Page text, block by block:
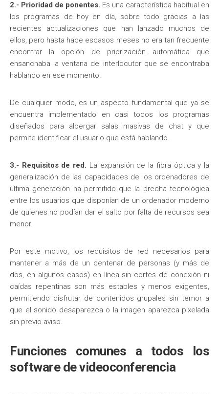
2.- Prioridad de ponentes. Es una característica habitual en
los programas de hoy en día, sobre todo gracias a las
recientes actualizaciones que han lanzado muchos de
ellos, pero hasta hace escasos meses no era tan frecuente
encontrar la opción de priorización automática que
ensanchaba la ventana del interlocutor que se encontraba
hablando en ese momento.
De cualquier modo, es un aspecto fundamental que ya se
encuentra implementado en casi todos los programas
diseñados para albergar salas masivas de chat y que
permite identificar el usuario que está hablando.
3.- Requisitos de red. La expansión de la fibra óptica y la
generalización de las capacidades de los ordenadores de
última generación ha permitido que la brecha tecnológica
entre los usuarios que disponían de un ordenador moderno
de quienes no podían dar el salto por falta de recursos sea
menor.
Por este motivo, los requisitos de red necesarios para
mantener a más de un centenar de personas (y más de
dos, en algunos casos) en línea sin cortes de conexión ni
caídas repentinas son más estables y menos exigentes,
permitiendo disfrutar de contenidos grupales sin temor a
que el sonido desaparezca o la imagen aparezca pixelada
sin previo aviso.
Funciones comunes a todos los
software de videoconferencia